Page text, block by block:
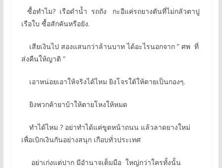
ซื้อทำไม? เรือดำน้ำ รถถัง กะอีแค่รถยางตันที่ไม่กลัวตาปู
เรือใบ ซื้อสักคันหรือยัง.
เสียเงินไป สองแสนกว่าล้านบาท ได้อะไรนอกจาก ” ศพ ที่
ส่งคืนให้ญาติ ”
เอาหน่อยเอาให้จริงได้ไหม ยิงโจรใต้ให้ตายเป็นกองๆ.
ยิงพวกค้ายาบ้าให้ตายโหงให้หมด
ทำได้ไหม ? อย่าทำได้แค่ขูดหน้าถนน แล้วลาดยางใหม่
เพื่อเบิกเงินกันอย่างสนุก เกือบทั่วประเทศ
อย่าเก่งแต่ปาก มีอำนาจเต็มมือ ใหญ่กว่าใครทั้งนั้น